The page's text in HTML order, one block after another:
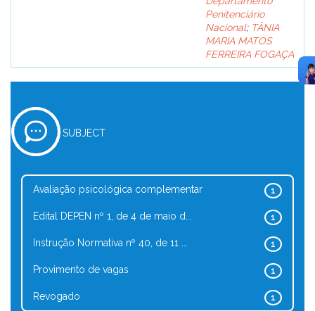
Penitenciário
Nacional; TÂNIA
MARIA MATOS
FERREIRA FOGAÇA
SUBJECT
1
Avaliação psicológica complementar
1
Edital DEPEN nº 1, de 4 de maio d...
1
Instrução Normativa nº 40, de 11 ...
1
Provimento de vagas
1
Revogado